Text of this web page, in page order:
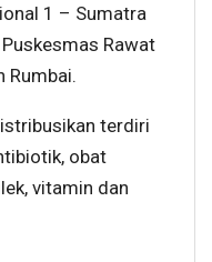
1 – Sumatra
Rawat
Rumbai.
terdiri
obat
vitamin dan